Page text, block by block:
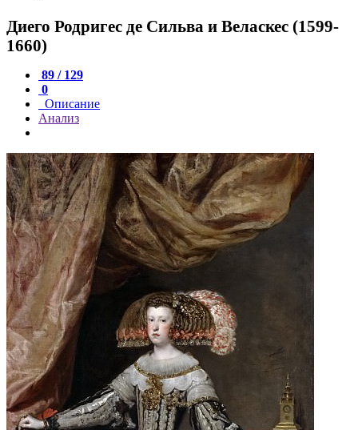
Диего Родригес де Сильва и Веласкес (1599-
1660)
89 / 129
0
Описание
Анализ